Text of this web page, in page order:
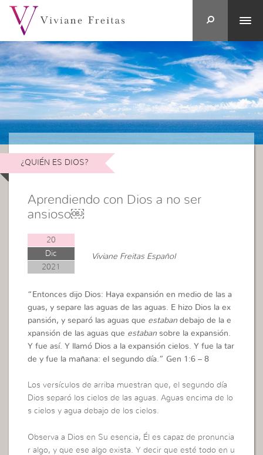
¿QUIÉN ES DIOS?
Aprendiendo con Dios a no ser
ansioso￼
20
Dic
2021
Viviane Freitas Español
“ Entonces dijo Dios: Haya expansión en medio de las a
guas, y separe las aguas de las aguas. E hizo Dios la ex
pansión, y separó las aguas que estaban debajo de la e
xpansión de las aguas que estaban sobre la expansión.
Y fue así. Y llamó Dios a la expansión cielos. Y fue la tar
de y fue la mañana: el segundo día.” Gen 1:6 – 8
Los versículos de arriba muestran que, el segundo día
Dios separó los cielos de las aguas. Aguas encima de lo
s cielos y agua debajo de los cielos.
Observa a Dios en Su esencia, Él es capaz de pronuncia
r algo, y que ese algo exista. Y decir que esté todo en u